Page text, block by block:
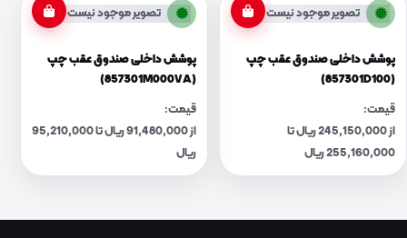
تصویر موجود نیست
پوشش داخلی صندوق عقب چپ
(857301D100)
قیمت:
از 245,150,000 ریال تا
255,160,000 ریال
تصویر موجود نیست
پوشش داخلی صندوق عقب چپ
(857301M000VA)
قیمت:
از 91,480,000 ریال تا 95,210,000
ریال